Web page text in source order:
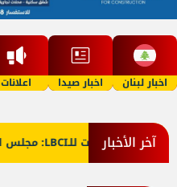
اخبار لبنان اخبار صيدا اعلانات
آخر الأخبار
معلومات للـLBCI: مجلس الوزراء يقر 6 رواتب إضافية لموظفي القطاع العام وصرف الفروقات بأثر رجعي منذ آذار